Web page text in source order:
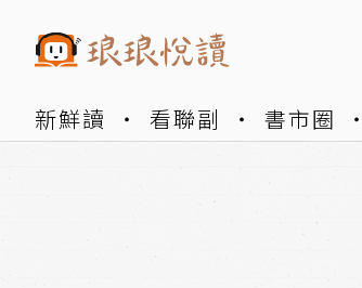
新鮮讀 看聯副 書市圈